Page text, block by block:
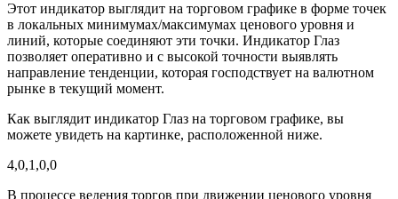
Этот индикатор выглядит на торговом графике в форме точек
в локальных минимумах/максимумах ценового уровня и
линий, которые соединяют эти точки. Индикатор Глаз
позволяет оперативно и с высокой точности выявлять
направление тенденции, которая господствует на валютном
рынке в текущий момент.
Как выглядит индикатор Глаз на торговом графике, вы
можете увидеть на картинке, расположенной ниже.
4,0,1,0,0
В процессе ведения торгов при движении ценового уровня